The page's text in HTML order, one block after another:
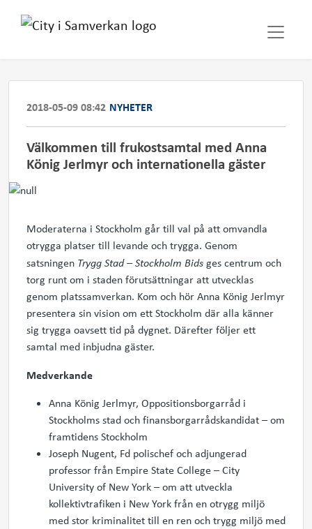
2018-05-09 08:42 NYHETER
Välkommen till frukostsamtal med Anna
König Jerlmyr och internationella gäster
Moderaterna i Stockholm går till val på att omvandla
otrygga platser till levande och trygga. Genom
satsningen Trygg Stad – Stockholm Bids ges centrum och
torg runt om i staden förutsättningar att utvecklas
genom platssamverkan. Kom och hör Anna König Jerlmyr
presentera sin vision om ett Stockholm där alla känner
sig trygga oavsett tid på dygnet. Därefter följer ett
samtal med inbjudna gäster.
Medverkande
Anna König Jerlmyr, Oppositionsborgarråd i
Stockholms stad och finansborgarrådskandidat – om
framtidens Stockholm
Joseph Nugent, Fd polischef och adjungerad
professor från Empire State College – City
University of New York – om att utveckla
kollektivtrafiken i New York från en otrygg miljö
med stor kriminalitet till en ren och trygg miljö med